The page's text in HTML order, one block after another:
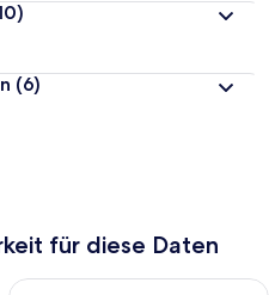
(6)
für diese Daten
Nacht, Aug. 9 - Aug.
Überprüfe die Verfügbarkeit